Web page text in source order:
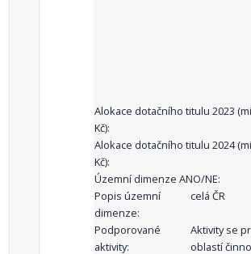
Alokace dotačního titulu 2023
Kč):
Alokace dotačního titulu 2024
Kč):
Územní dimenze ANO/NE:
Popis územní
dimenze:
celá ČR
Podporované
aktivity:
Aktivity se
oblastí